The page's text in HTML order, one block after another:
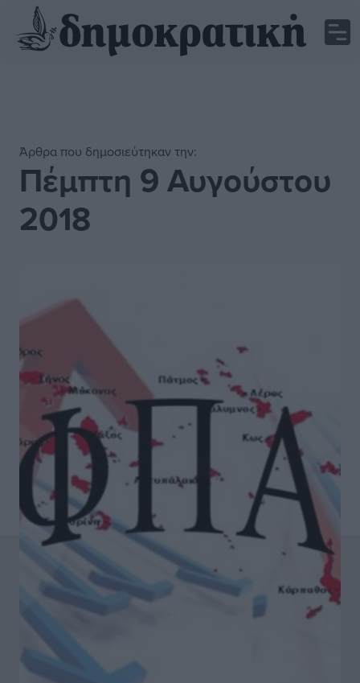
Άρθρα που δημοσιεύτηκαν την:
Πέμπτη 9 Αυγούστου
2018